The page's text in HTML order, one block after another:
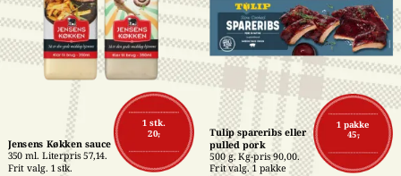
1 stk.
20,-
Jensens Køkken sauce
350 ml. Literpris 57,14.
Frit valg. 1 stk.
1 pakke
45,-
Tulip spareribs eller
pulled pork
500 g. Kg-pris 90,00.
Frit valg. 1 pakke